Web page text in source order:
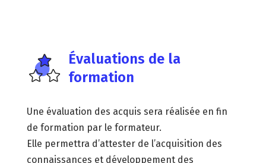
Évaluations de la
formation
Une évaluation des acquis sera réalisée en fin
de formation par le formateur.
Elle permettra d’attester de l’acquisition des
connaissances et développement des